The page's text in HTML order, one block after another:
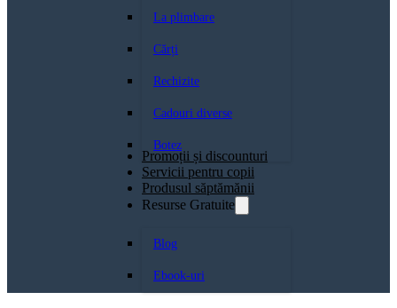
La plimbare
Cărți
Rechizite
Cadouri diverse
Botez
Promoții și discounturi
Servicii pentru copii
Produsul săptămănii
Resurse Gratuite
Blog
Ebook-uri